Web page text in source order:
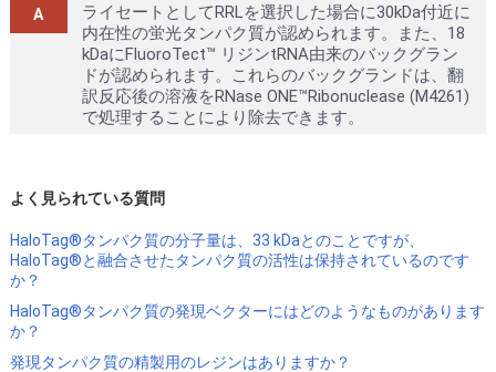
ライセートとしてRRLを選択した場合に30kDa付近に
内在性の蛍光タンパク質が認められます。また、18
kDaにFluoroTect™ リジンtRNA由来のバックグラン
ドが認められます。これらのバックグランドは、翻
訳反応後の溶液をRNase ONE™Ribonuclease (M4261)
で処理することにより除去できます。
よく見られている質問
HaloTag®タンパク質の分子量は、33 kDaとのことですが、
HaloTag®と融合させたタンパク質の活性は保持されているのです
か？
HaloTag®タンパク質の発現ベクターにはどのようなものがあります
か？
発現タンパク質の精製用のレジンはありますか？